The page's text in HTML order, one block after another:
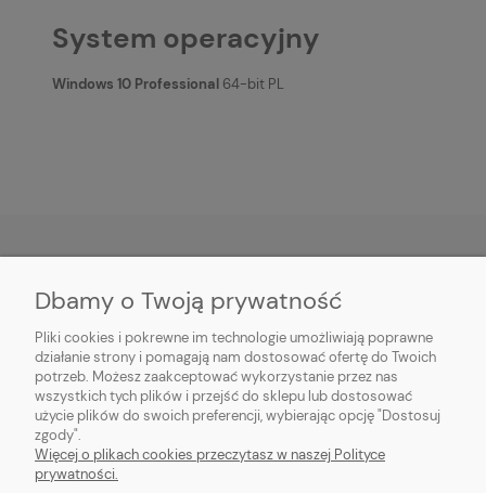
System operacyjny
Windows 10 Professional 64-bit PL
O NAS
INFORMACJE
PŁATNOŚCI I DOSTAWA
POMOC
Dbamy o Twoją prywatność
Pliki cookies i pokrewne im technologie umożliwiają poprawne
działanie strony i pomagają nam dostosować ofertę do Twoich
potrzeb. Możesz zaakceptować wykorzystanie przez nas
wszystkich tych plików i przejść do sklepu lub dostosować
użycie plików do swoich preferencji, wybierając opcję "Dostosuj
zgody".
Więcej o plikach cookies przeczytasz w naszej Polityce
prywatności.